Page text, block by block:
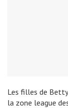
Les filles de
la zone league